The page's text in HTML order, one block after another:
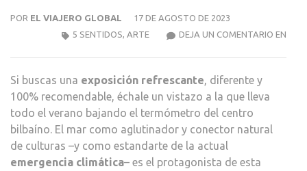
POR EL VIAJERO GLOBAL
17 DE AGOSTO DE 2023
DEJA UN COMENTARIO EN
5 SENTIDOS ARTE
Si buscas una exposición refrescante, diferente y
100% recomendable, échale un vistazo a la que lleva
todo el verano bajando el termómetro del centro
bilbaíno. El mar como aglutinador y conector natural
de culturas –y como estandarte de la actual
emergencia climática– es el protagonista de esta